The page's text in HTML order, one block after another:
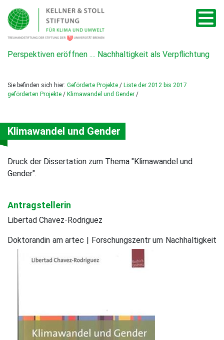
Perspektiven eröffnen .... Nachhaltigkeit als Verpflichtung
Sie befinden sich hier: Geförderte Projekte / Liste der 2012 bis 2017
geförderten Projekte / Klimawandel und Gender /
Klimawandel und Gender
Druck der Dissertation zum Thema "Klimawandel und
Gender".
Antragstellerin
Libertad Chavez-Rodriguez
Doktorandin am artec | Forschungszentrum Nachhaltigkeit